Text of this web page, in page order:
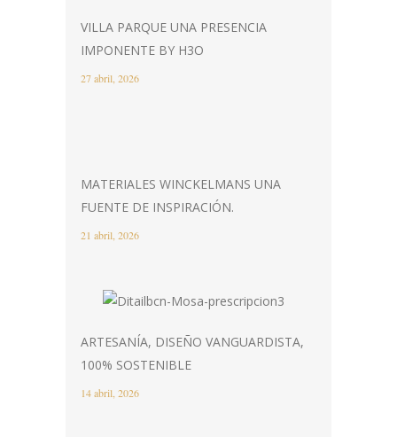
VILLA PARQUE UNA PRESENCIA
IMPONENTE BY H3O
27 abril, 2026
MATERIALES WINCKELMANS UNA
FUENTE DE INSPIRACIÓN.
21 abril, 2026
ARTESANÍA, DISEÑO VANGUARDISTA,
100% SOSTENIBLE
14 abril, 2026